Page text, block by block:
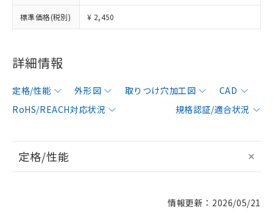
標準価格(税別) ¥ 2,450
詳細情報
定格/性能 外形図 取りつけ穴加工図
CAD
RoHS/REACH対応状況
規格認証/適合状況
定格/性能
情報更新：2026/05/21